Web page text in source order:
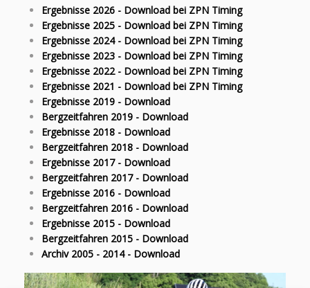
Ergebnisse 2026 - Download bei ZPN Timing
Ergebnisse 2025 - Download bei ZPN Timing
Ergebnisse 2024 - Download bei ZPN Timing
Ergebnisse 2023 - Download bei ZPN Timing
Ergebnisse 2022 - Download bei ZPN Timing
Ergebnisse 2021 - Download bei ZPN Timing
Ergebnisse 2019 - Download
Bergzeitfahren 2019 - Download
Ergebnisse 2018 - Download
Bergzeitfahren 2018 - Download
Ergebnisse 2017 - Download
Bergzeitfahren 2017 - Download
Ergebnisse 2016 - Download
Bergzeitfahren 2016 - Download
Ergebnisse 2015 - Download
Bergzeitfahren 2015 - Download
Archiv 2005 - 2014 - Download